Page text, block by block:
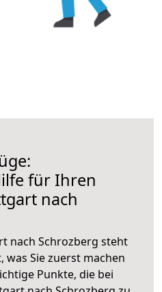
für Ihren
nach
nach Schrozberg steht
was Sie zuerst machen
Punkte, die bei